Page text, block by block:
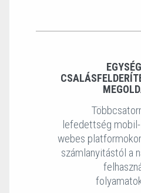
lefedettség
webes
számlanyitástól a